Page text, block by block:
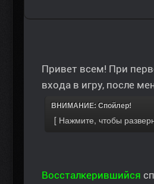
Привет всем! При
входа в игру, после
ВНИМАНИЕ: Спойлер!
Воссталкерившийся